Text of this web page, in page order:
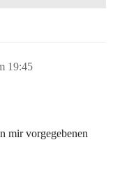
19:45
mir vorgegebenen